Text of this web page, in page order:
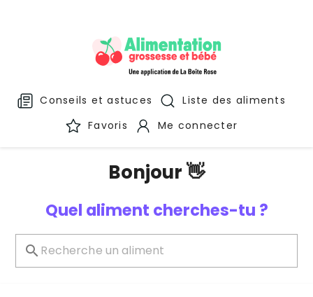
Conseils et astuces
Liste des aliments
Favoris
Me connecter
Bonjour 👋
Quel aliment cherches-tu ?